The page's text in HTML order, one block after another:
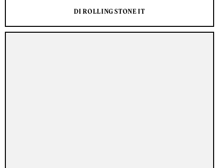
DI ROLLING STONE IT